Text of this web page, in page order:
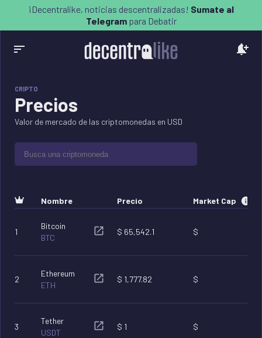
¡Decentralike, noticias descentralizadas! Sumate al
Telegram para Debatir
CRIPTO
Precios
Valor de mercado de las criptomonedas en USD
Nombre Precio Market Cap
1
Bitcoin
BTC
$ 65,542.1 $
2
Ethereum
ETH
$ 1,777.82 $
3
Tether
USDT
$ 1 $
Decentralike - Noticias Descentralizadas